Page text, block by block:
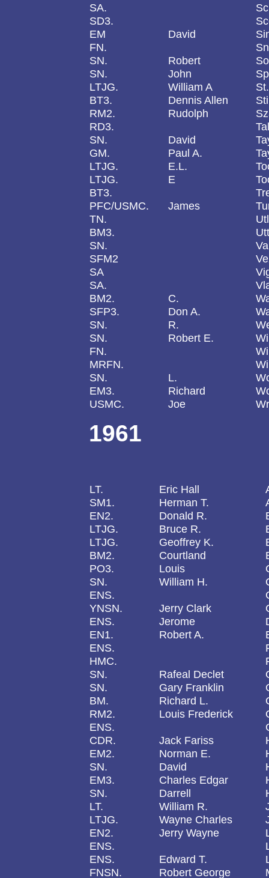
SA.
SD3.
EM
David
FN.
SN.
Robert
SN.
John
LTJG.
William A
BT3.
Dennis Allen
RM2.
Rudolph
RD3.
SN.
David
GM.
Paul A.
LTJG.
E.L.
LTJG.
E
BT3.
PFC/USMC.
James
TN.
BM3.
Utt
SN.
SFM2
SA
SA.
BM2.
C.
SFP3.
Don A.
SN.
R.
SN.
Robert E.
FN.
MRFN.
SN.
L.
EM3.
Richard
USMC.
Joe
1961
LT. Eric Hall
SM1.
Herman T.
EN2.
Donald R.
LTJG.
Bruce R.
LTJG.
Geoffrey K.
BM2.
Courtland
PO3.
Louis
SN.
William H.
ENS.
YNSN.
Jerry Clark
ENS.
Jerome
EN1.
Robert A.
ENS.
HMC.
SN.
Rafeal Declet
SN.
Gary Franklin
BM.
Richard L.
RM2.
Louis Frederick
ENS.
CDR.
Jack Fariss
EM2.
Norman E.
SN.
David
EM3.
Charles Edgar
SN.
Darrell
LT.
William R.
LTJG.
Wayne Charles
EN2.
Jerry Wayne
ENS.
ENS.
Edward T.
FNSN.
Robert George